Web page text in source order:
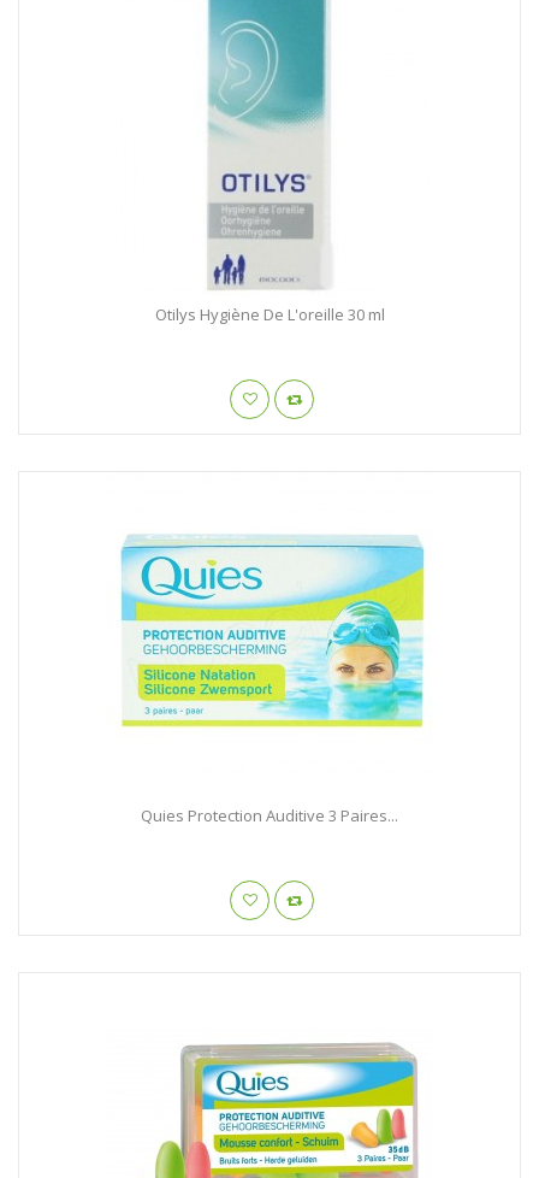
Otilys Hygiène De L'oreille 30 ml
Quies Protection Auditive 3 Paires...